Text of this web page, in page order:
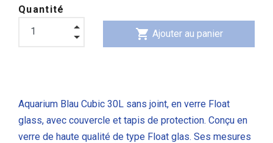
Quantité
shopping_cart Ajouter au panier
Aquarium Blau Cubic 30L sans joint, en verre Float
glass, avec couvercle et tapis de protection. Conçu en
verre de haute qualité de type Float glas. Ses mesures